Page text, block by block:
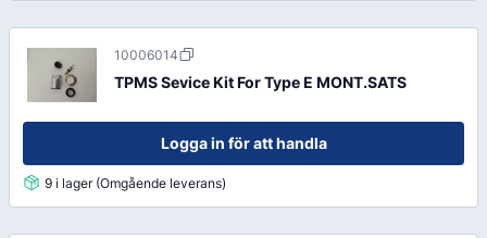
10006014
TPMS Sevice Kit For Type E MONT.SATS
Logga in för att handla
9 i lager (Omgående leverans)